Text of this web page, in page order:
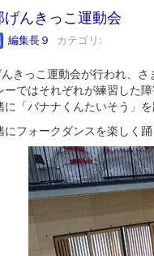
んきっこ運動会
編集長９ カテゴリ:
きっこ運動会が行われ、
ではそれぞれが練習した
「バナナくんたいそう」を
フォークダンスを楽しく